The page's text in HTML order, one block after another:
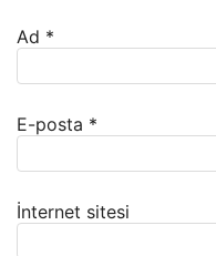
Ad *
E-posta *
İnternet sitesi